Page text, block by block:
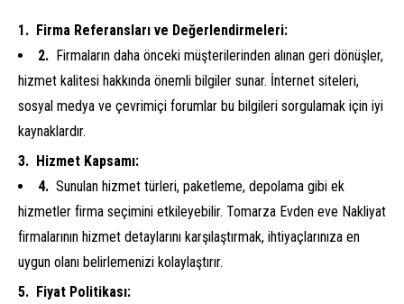
Firma Referansları ve Değerlendirmeleri:
Firmaların daha önceki müşterilerinden alınan geri dönüşler,
hizmet kalitesi hakkında önemli bilgiler sunar. İnternet siteleri,
sosyal medya ve çevrimiçi forumlar bu bilgileri sorgulamak için iyi
kaynaklardır.
Hizmet Kapsamı:
Sunulan hizmet türleri, paketleme, depolama gibi ek
hizmetler firma seçimini etkileyebilir. Tomarza Evden eve Nakliyat
firmalarının hizmet detaylarını karşılaştırmak, ihtiyaçlarınıza en
uygun olanı belirlemenizi kolaylaştırır.
Fiyat Politikası: